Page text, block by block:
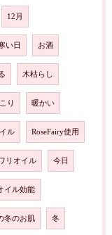
12月
い日 お酒
木枯らし
り 暖かい
ル RoseFairy使用
リオイル 今日
イル効能
冬のお肌 冬